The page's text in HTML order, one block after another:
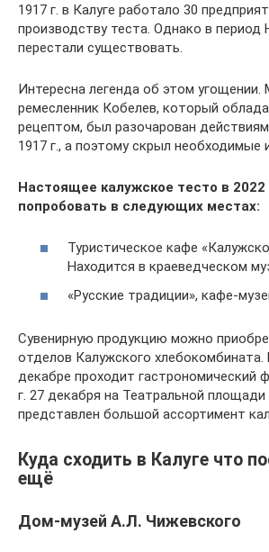
1917 г. в Калуге работало 30
производству теста. Однако в период
перестали существовать.
Интересна легенда об этом угощении.
ремесленник Кобелев, который
рецептом, был разочарован
1917 г., а поэтому скрыл необходимые
Настоящее калужское тесто в 2022
попробовать в следующих местах:
Туристическое кафе
Находится в краеведческом
«Русские традиции», кафе-
Сувенирную продукцию можно
отделов Калужского хлебокомбината.
декабре проходит гастрономический
г. 27 декабря на Театральной
представлен большой ассортимент
Куда сходить в Калуге что
ещё
Дом-музей А.Л. Чижевского